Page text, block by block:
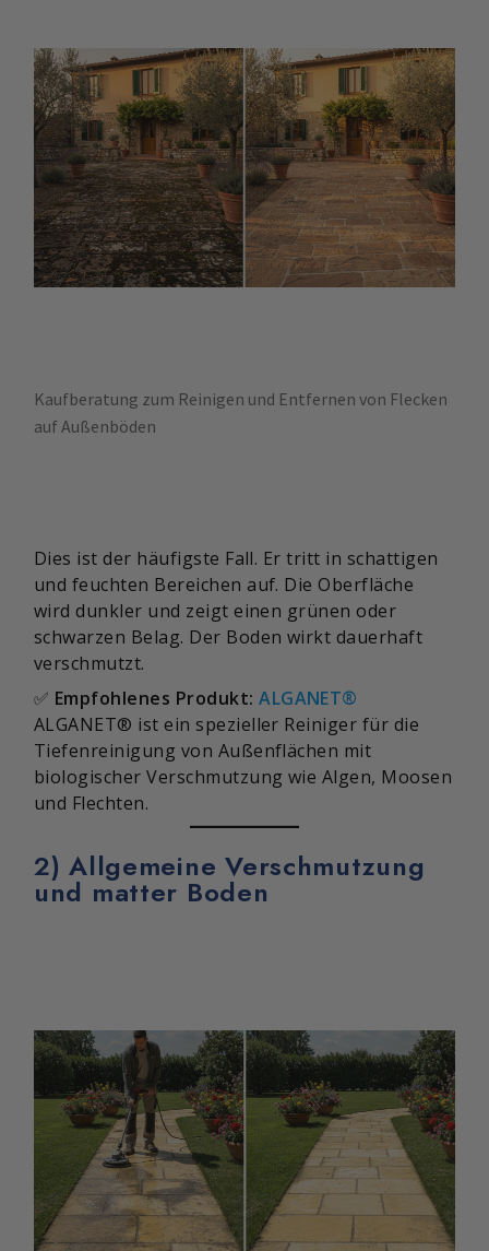
Kaufberatung zum Reinigen und Entfernen von Flecken
auf Außenböden
Dies ist der häufigste Fall. Er tritt in schattigen
und feuchten Bereichen auf. Die Oberfläche
wird dunkler und zeigt einen grünen oder
schwarzen Belag. Der Boden wirkt dauerhaft
verschmutzt.
✅ Empfohlenes Produkt:ALGANET®
ALGANET® ist ein spezieller Reiniger für die
Tiefenreinigung von Außenflächen mit
biologischer Verschmutzung wie Algen, Moosen
und Flechten.
2) Allgemeine Verschmutzung
und matter Boden